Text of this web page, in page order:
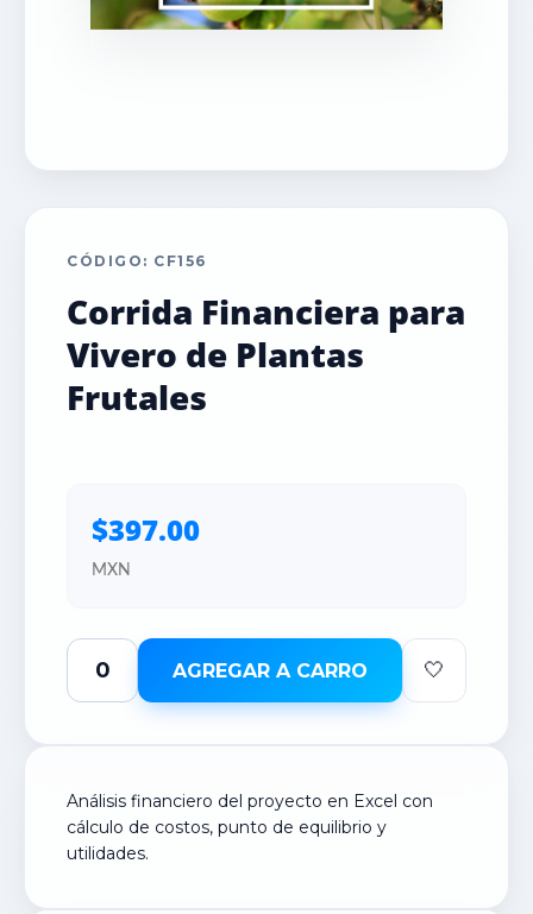
CÓDIGO: CF156
Corrida Financiera para
Vivero de Plantas
Frutales
$397.00
MXN
AGREGAR A CARRO 🤍
Análisis financiero del proyecto en Excel con
cálculo de costos, punto de equilibrio y
utilidades.